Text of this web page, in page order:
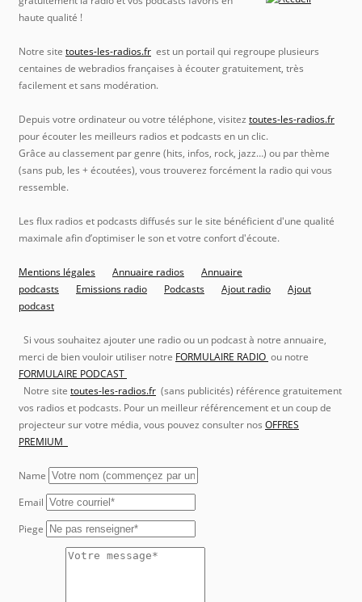
haute qualité !
Notre site toutes-les-radios.fr est un portail qui regroupe plusieurs
centaines de webradios françaises à écouter gratuitement, très
facilement et sans modération.
Depuis votre ordinateur ou votre téléphone, visitez toutes-les-radios.fr
pour écouter les meilleurs radios et podcasts en un clic.
Grâce au classement par genre (hits, infos, rock, jazz…) ou par thème
(sans pub, les + écoutées), vous trouverez forcément la radio qui vous
ressemble.
Les flux radios et podcasts diffusés sur le site bénéficient d'une qualité
maximale afin d’optimiser le son et votre confort d'écoute.
Mentions légales Annuaire radios
Annuaire
podcasts
Emissions radio Podcasts Ajout radio
Ajout
podcast
Si vous souhaitez ajouter une radio ou un podcast à notre annuaire,
merci de bien vouloir utiliser notre FORMULAIRE RADIO ou notre
FORMULAIRE PODCAST
Notre site toutes-les-radios.fr (sans publicités) référence gratuitement
vos radios et podcasts. Pour un meilleur référencement et un coup de
projecteur sur votre média, vous pouvez consulter nos OFFRES
PREMIUM
Name
Email
Piege